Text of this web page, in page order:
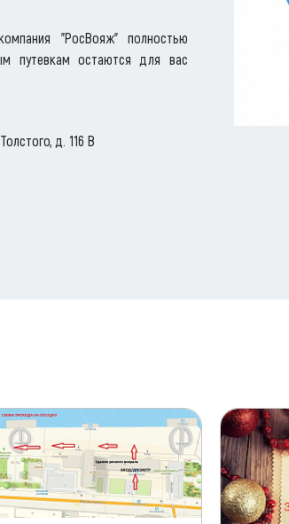
"РосВояж" полностью
путевкам остаются для вас
д. 116 В